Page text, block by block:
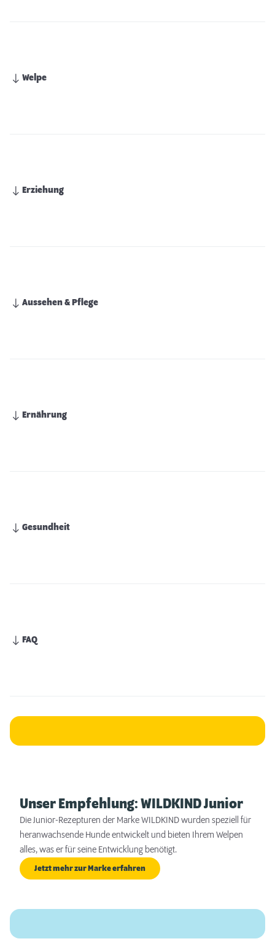
Welpe
Erziehung
Aussehen & Pflege
Ernährung
Gesundheit
FAQ
Unser Empfehlung: WILDKIND Junior
Die Junior-Rezepturen der Marke WILDKIND wurden speziell für
heranwachsende Hunde entwickelt und bieten Ihrem Welpen
alles, was er für seine Entwicklung benötigt.
Jetzt mehr zur Marke erfahren